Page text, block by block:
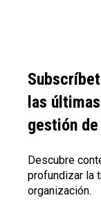
las
gestión
Descubre
profundizar la
organización.